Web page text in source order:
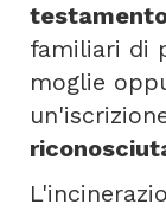
familiari di
moglie